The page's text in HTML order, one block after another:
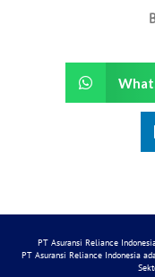
PT Asuransi Reliance
PT Asuransi Reliance Indonesia